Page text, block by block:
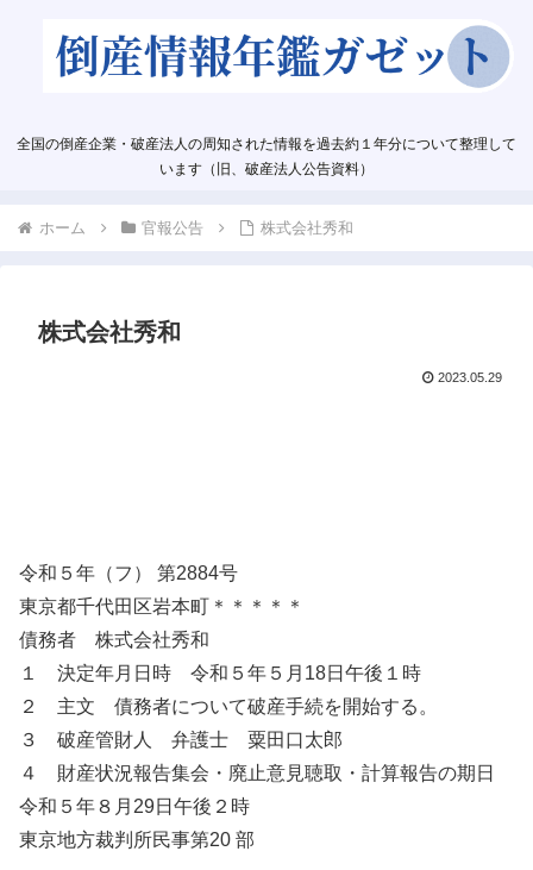
全国の倒産企業・破産法人の周知された情報を過去約１年分について整理して
います（旧、破産法人公告資料）
ホーム 官報公告 株式会社秀和
株式会社秀和
2023.05.29
令和５年（フ） 第2884号
東京都千代田区岩本町＊＊＊＊＊
債務者 株式会社秀和
１ 決定年月日時 令和５年５月18日午後１時
２ 主文 債務者について破産手続を開始する。
３ 破産管財人 弁護士 粟田口太郎
４ 財産状況報告集会・廃止意見聴取・計算報告の期日
令和５年８月29日午後２時
東京地方裁判所民事第20 部